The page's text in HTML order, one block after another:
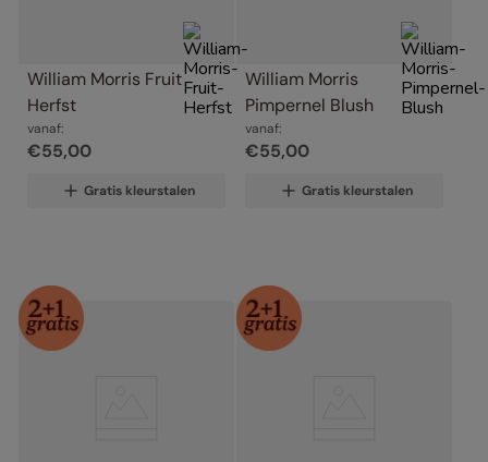
William Morris Fruit
Herfst
vanaf:
€55,00
Gratis kleurstalen
William Morris
Pimpernel Blush
vanaf:
€55,00
Gratis kleurstalen